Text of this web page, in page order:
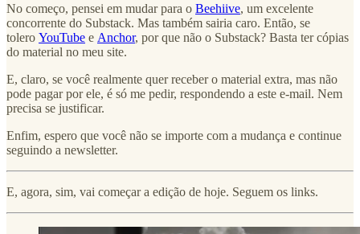
No começo, pensei em mudar para o Beehiive, um excelente
concorrente do Substack. Mas também sairia caro. Então, se
tolero YouTube e Anchor, por que não o Substack? Basta ter cópias
do material no meu site.
E, claro, se você realmente quer receber o material extra, mas não
pode pagar por ele, é só me pedir, respondendo a este e-mail. Nem
precisa se justificar.
Enfim, espero que você não se importe com a mudança e continue
seguindo a newsletter.
E, agora, sim, vai começar a edição de hoje. Seguem os links.